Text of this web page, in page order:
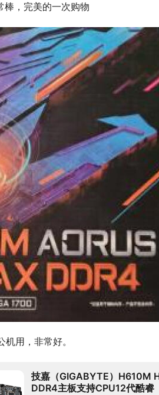
棒，完美的一次购物
用，非常好。
技嘉（GIGABYTE）H610M
DDR4主板支持CPU12代酷睿